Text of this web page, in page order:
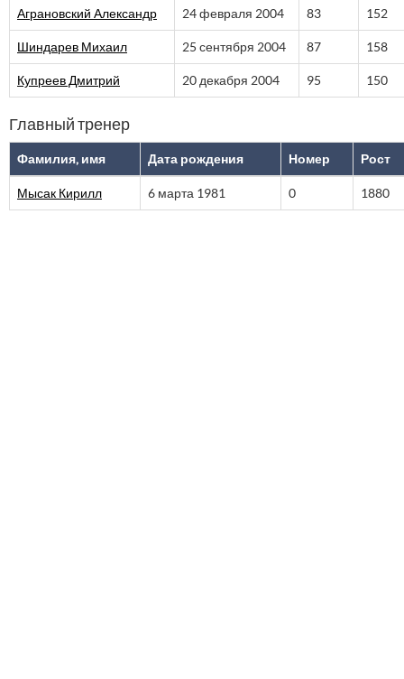
Аграновский Александр 24 февраля 2004 83 152
Шиндарев Михаил 25 сентября 2004 87 158
Купреев Дмитрий 20 декабря 2004 95 150
Главный тренер
Фамилия, имя Дата рождения Номер Рост
Мысак Кирилл 6 марта 1981 0 1880